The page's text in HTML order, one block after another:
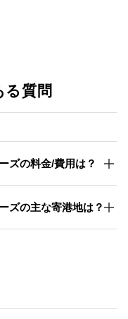
質問
ズの料金/費用は？
ズの主な寄港地は？